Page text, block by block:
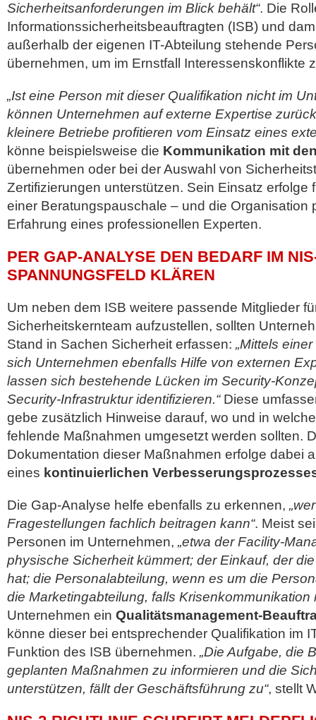
Sicherheitsanforderungen im Blick behält“. Die
Informationssicherheitsbeauftragten (ISB) und
außerhalb der eigenen IT-Abteilung stehende
übernehmen, um im Ernstfall Interessenskonflikte
„Ist eine Person mit dieser Qualifikation nicht im
können Unternehmen auf externe Expertise
kleinere Betriebe profitieren vom Einsatz eines
könne beispielsweise die Kommunikation mit
übernehmen oder bei der Auswahl von
Zertifizierungen unterstützen. Sein Einsatz erfolge
einer Beratungspauschale – und die Organisation
Erfahrung eines professionellen Experten.
PER GAP-ANALYSE DEN BEDARF IM
SPANNUNGSFELD KLÄREN
Um neben dem ISB weitere passende Mitglieder
Sicherheitskernteam aufzustellen, sollten
Stand in Sachen Sicherheit erfassen: „Mittels
sich Unternehmen ebenfalls Hilfe von externen
lassen sich bestehende Lücken im Security-
Security-Infrastruktur identifizieren.“Diese
gebe zusätzlich Hinweise darauf, wo und in
fehlende Maßnahmen umgesetzt werden sollten.
Dokumentation dieser Maßnahmen erfolge dabei
eines kontinuierlichen
Die Gap-Analyse helfe ebenfalls zu erkennen,
Fragestellungen fachlich beitragen kann“. Meist
Personen im Unternehmen, „etwa der Facility-
physische Sicherheit kümmert; der Einkauf, der
hat; die Personalabteilung, wenn es um die
die Marketingabteilung, falls Krisenkommunikation
Unternehmen ein Qualitätsmanagement-
könne dieser bei entsprechender Qualifikation im
Funktion des ISB übernehmen. „Die Aufgabe, die
geplanten Maßnahmen zu informieren und die
unterstützen, fällt der Geschäftsführung zu“, stellt